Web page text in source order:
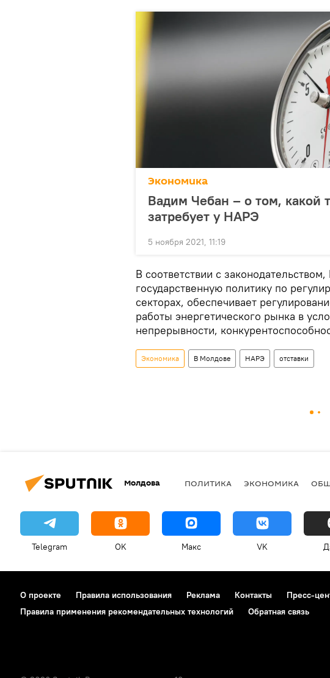
Экономика
Вадим Чебан – о том, какой
затребует у НАРЭ
5 ноября 2021, 11:19
В соответствии с
государственную политику по
секторах, обеспечивает
работы энергетического рынка в
непрерывности,
Экономика В Молдове НАРЭ отставки
Молдова ПОЛИТИКА ЭКОНОМИКА
Telegram OK Макс VK
О проекте Правила использования Реклама Контакты Пресс-
Правила применения рекомендательных технологий
Обратная связь